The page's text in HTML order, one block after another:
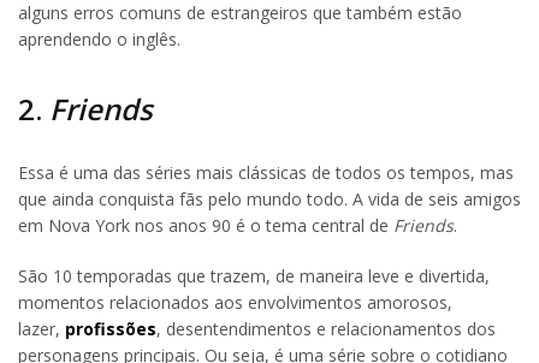
alguns erros comuns de estrangeiros que também estão
aprendendo o inglês.
2. Friends
Essa é uma das séries mais clássicas de todos os tempos, mas
que ainda conquista fãs pelo mundo todo. A vida de seis amigos
em Nova York nos anos 90 é o tema central de Friends.
São 10 temporadas que trazem, de maneira leve e divertida,
momentos relacionados aos envolvimentos amorosos,
lazer, profissões, desentendimentos e relacionamentos dos
personagens principais. Ou seja, é uma série sobre o cotidiano